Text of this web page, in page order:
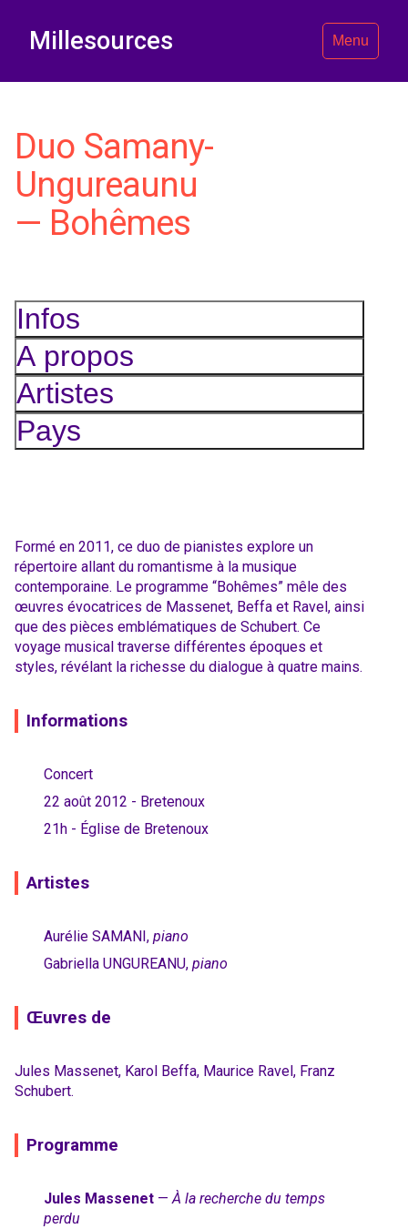
Millesources Menu
Duo Samany-
Ungureaunu
— Bohêmes
Infos
A propos
Artistes
Pays
Formé en 2011, ce duo de pianistes explore un
répertoire allant du romantisme à la musique
contemporaine. Le programme “Bohêmes” mêle des
œuvres évocatrices de Massenet, Beffa et Ravel, ainsi
que des pièces emblématiques de Schubert. Ce
voyage musical traverse différentes époques et
styles, révélant la richesse du dialogue à quatre mains.
Informations
Concert
22 août 2012 - Bretenoux
21h - Église de Bretenoux
Artistes
Aurélie SAMANI, piano
Gabriella UNGUREANU, piano
Œuvres de
Jules Massenet, Karol Beffa, Maurice Ravel, Franz
Schubert.
Programme
Jules Massenet —À la recherche du temps
perdu